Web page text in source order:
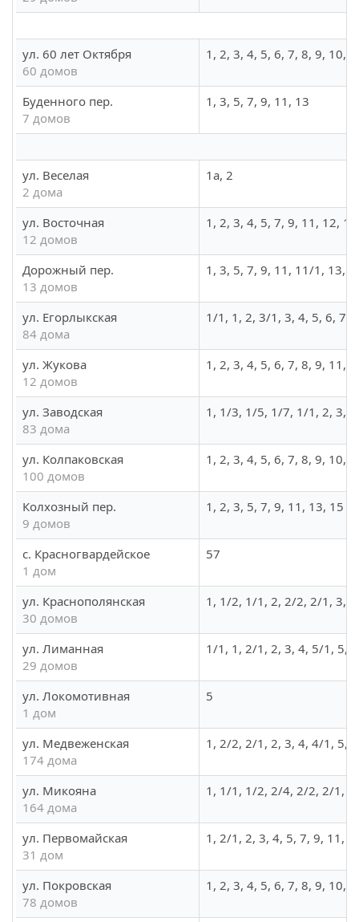
ул. 60 лет Октября
60 домов
1, 2, 3, 4, 5, 6, 7, 8, 9, 10,
Буденного пер.
7 домов
1, 3, 5, 7, 9, 11, 13
ул. Веселая
2 дома
1а, 2
ул. Восточная
12 домов
1, 2, 3, 4, 5, 7, 9, 11, 12,
Дорожный пер.
13 домов
1, 3, 5, 7, 9, 11, 11/1, 13,
ул. Егорлыкская
84 дома
1/1, 1, 2, 3/1, 3, 4, 5, 6, 7,
ул. Жукова
12 домов
1, 2, 3, 4, 5, 6, 7, 8, 9, 11,
ул. Заводская
83 дома
1, 1/3, 1/5, 1/7, 1/1, 2, 3,
ул. Колпаковская
100 домов
1, 2, 3, 4, 5, 6, 7, 8, 9, 10,
Колхозный пер.
9 домов
1, 2, 3, 5, 7, 9, 11, 13, 15
с. Красногвардейское
1 дом
57
ул. Краснополянская
30 домов
1, 1/2, 1/1, 2, 2/2, 2/1, 3,
ул. Лиманная
29 домов
1/1, 1, 2/1, 2, 3, 4, 5/1, 5,
ул. Локомотивная
1 дом
5
ул. Медвеженская
174 дома
1, 2/2, 2/1, 2, 3, 4, 4/1, 5,
ул. Микояна
164 дома
1, 1/1, 1/2, 2/4, 2/2, 2/1,
ул. Первомайская
31 дом
1, 2/1, 2, 3, 4, 5, 7, 9, 11,
ул. Покровская
78 домов
1, 2, 3, 4, 5, 6, 7, 8, 9, 10,